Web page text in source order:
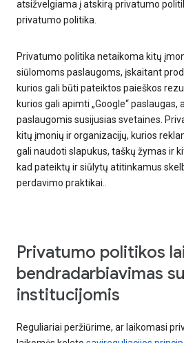
atsižvelgiama į atskirą privatumo
privatumo politika.
Privatumo politika netaikoma kitų
siūlomoms paslaugoms, įskaitant
kurios gali būti pateiktos paieškos
kurios gali apimti „Google“ paslaugas,
paslaugomis susijusias svetaines.
kitų įmonių ir organizacijų, kurios
gali naudoti slapukus, taškų žymas ir
kad pateiktų ir siūlytų atitinkamus
perdavimo praktikai..
Privatumo politikos
bendradarbiavimas
institucijomis
Reguliariai peržiūrime, ar laikomasi